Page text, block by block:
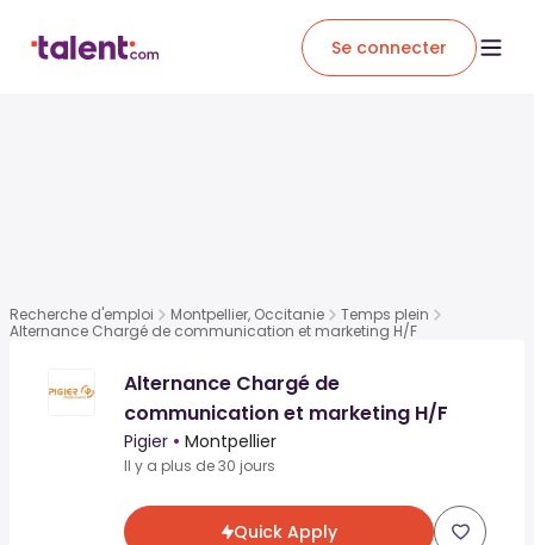
Se connecter
Recherche d'emploi Montpellier, Occitanie
Temps plein
Alternance Chargé de communication et marketing H/F
Alternance Chargé de
communication et marketing H/F
Pigier • Montpellier
Il y a plus de 30 jours
Quick Apply